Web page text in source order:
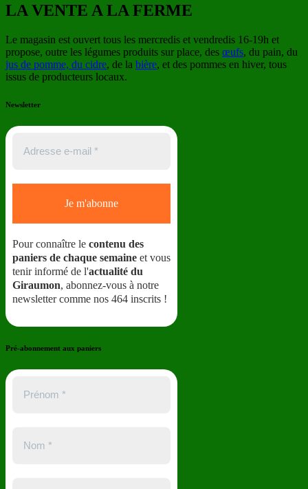
LA VENTE A LA FERME
Le magasin est ouvert tous les mercredis et vendredis 16-19h et
propose, outre les légumes produits sur place, des œufs, du pain, du
jus de pomme, du cidre, de la bière, et des pommes en hiver, tous
issus de producteurs locaux.
Newsletter
Pour connaître le contenu des
paniers de chaque semaine et vous
tenir informé de l'actualité du
Giraumon, abonnez-vous à notre
newsletter comme nos 464 inscrits !
Pré-abonnement aux paniers